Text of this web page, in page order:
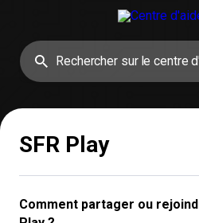
SFR Play
Comment partager ou